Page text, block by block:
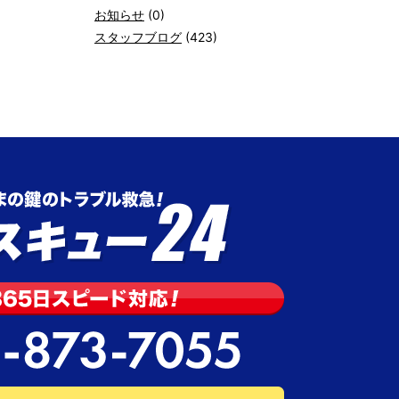
お知らせ (0)
スタッフブログ (423)